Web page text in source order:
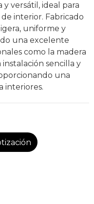
versátil, ideal para
interior. Fabricado
uniforme y
una excelente
como la madera
sencilla y
una
interiores.